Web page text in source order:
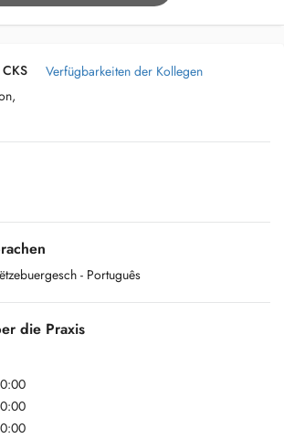
Verfügbarkeiten der Kollegen
- Português
die Praxis